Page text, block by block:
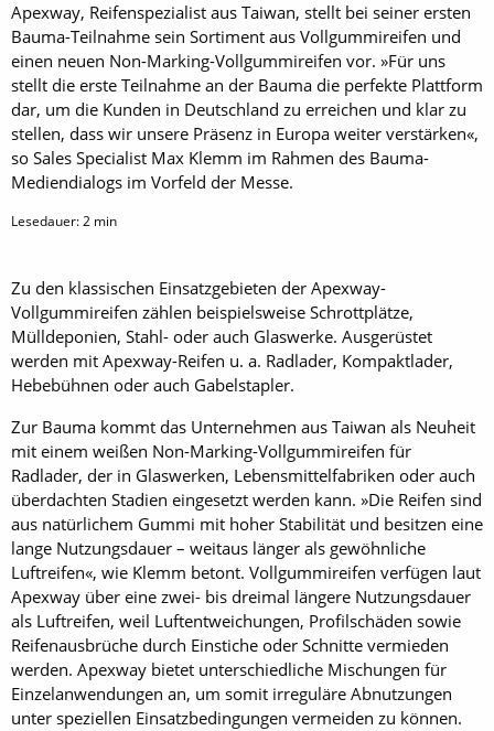
Apexway, Reifenspezialist aus Taiwan, stellt bei seiner ersten
Bauma-­Teilnahme sein Sortiment aus Vollgummireifen und
einen neuen Non-Marking-Vollgummireifen vor. »Für uns
stellt die erste Teilnahme an der Bauma die perfekte Plattform
dar, um die Kunden in Deutschland zu erreichen und klar zu
stellen, dass wir unsere Präsenz in Europa weiter verstärken«,
so Sales Specialist Max Klemm im Rahmen des Bauma-
Mediendialogs im Vorfeld der Messe.
Lesedauer:2 min
Zu den klassischen Einsatzgebieten der Apexway-
Vollgummireifen zählen beispielsweise Schrottplätze,
Mülldeponien, Stahl- oder auch Glaswerke. Ausgerüstet
werden mit Apexway-Reifen u. a. Radlader, Kompaktlader,
Hebebühnen oder auch Gabelstapler.
Zur Bauma kommt das Unternehmen aus Taiwan als Neuheit
mit einem weißen Non-Marking-Vollgummireifen für
Radlader, der in Glaswerken, Lebensmittelfabriken oder auch
überdachten Stadien eingesetzt werden kann. »Die Reifen sind
aus natürlichem Gummi mit hoher Stabilität und besitzen eine
lange Nutzungsdauer – weitaus länger als gewöhnliche
Luftreifen«, wie Klemm betont. Vollgummireifen verfügen laut
Apexway über eine zwei- bis dreimal längere Nutzungsdauer
als Luftreifen, weil Luftentweichungen, Profilschäden sowie
Reifenausbrüche durch Einstiche oder Schnitte vermieden
werden. Apexway bietet unterschiedliche Mischungen für
Einzelanwendungen an, um somit irreguläre Abnutzungen
unter speziellen Einsatzbedingungen vermeiden zu können.